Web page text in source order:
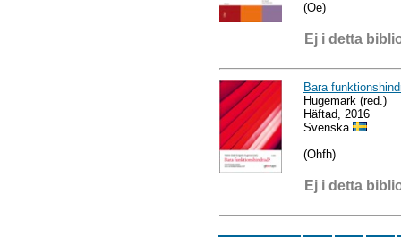
(Oe)
Ej i detta
Bara
Hugemark (red.)
Häftad, 2016
Svenska
(Ohfh)
Ej i detta